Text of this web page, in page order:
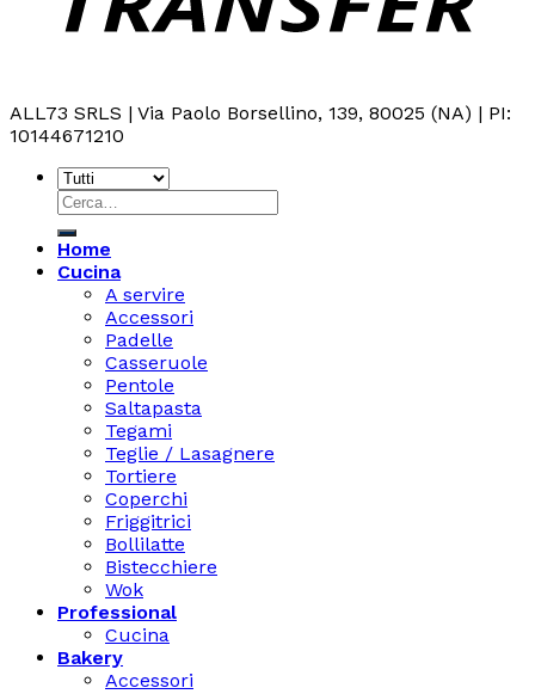
ALL73 SRLS | Via Paolo Borsellino, 139, 80025 (NA) | PI:
10144671210
Cerca:
Home
Cucina
A servire
Accessori
Padelle
Casseruole
Pentole
Saltapasta
Tegami
Teglie / Lasagnere
Tortiere
Coperchi
Friggitrici
Bollilatte
Bistecchiere
Wok
Professional
Cucina
Bakery
Accessori